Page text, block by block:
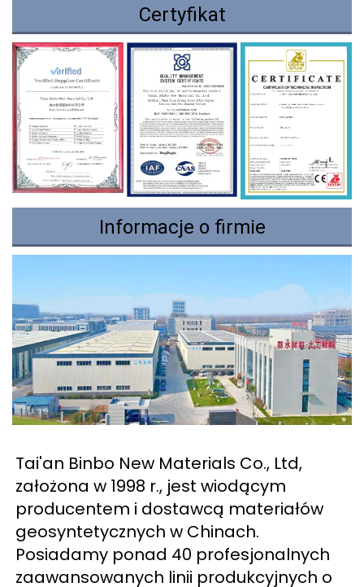
Certyfikat
Informacje o firmie
Tai'an Binbo New Materials Co., Ltd,
założona w 1998 r., jest wiodącym
producentem i dostawcą materiałów
geosyntetycznych w Chinach.
Posiadamy ponad 40 profesjonalnych
zaawansowanych linii produkcyjnych o